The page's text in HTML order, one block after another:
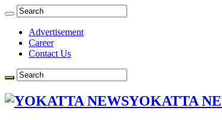
Advertisement
Career
Contact Us
YOKATTA